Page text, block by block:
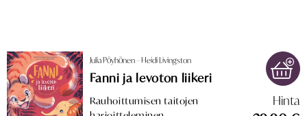
Hinta
Julia Pöyhönen – Heidi Livingston
Fanni ja levoton liikeri
Rauhoittumisen taitojen